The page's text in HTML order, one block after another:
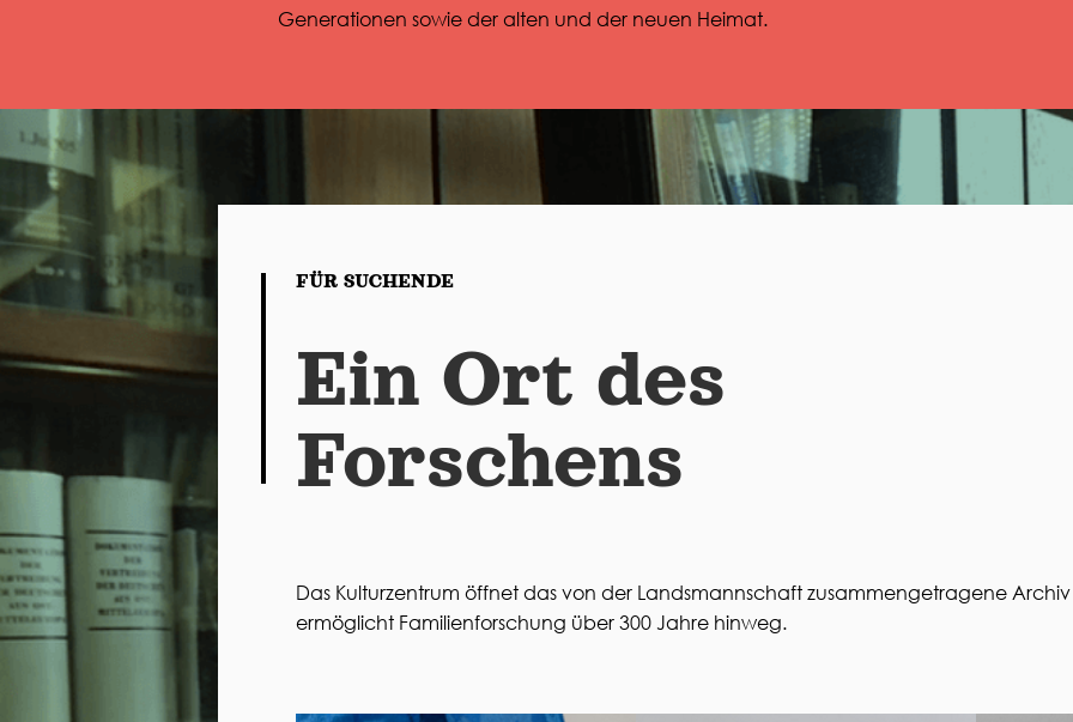
Generationen sowie der alten und der neuen Heimat.
FÜR SUCHENDE
Ein Ort des
Forschens
Das Kulturzentrum öffnet das von der Landsmannschaft zusammengetragene
ermöglicht Familienforschung über 300 Jahre hinweg.